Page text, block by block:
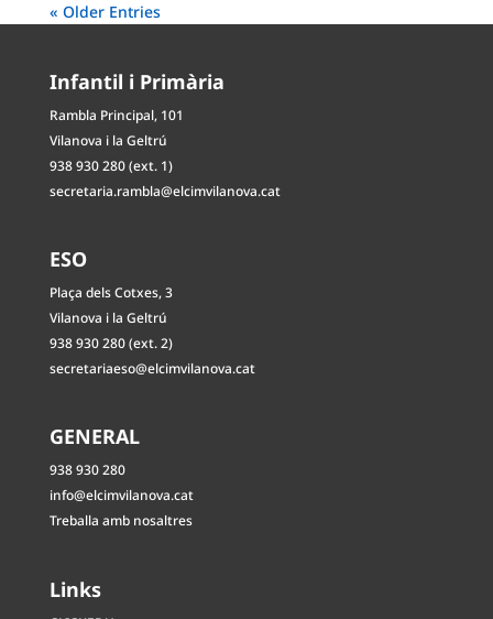
« Older Entries
Infantil i Primària
Rambla Principal, 101
Vilanova i la Geltrú
938 930 280 (ext. 1)
secretaria.rambla@elcimvilanova.cat
ESO
Plaça dels Cotxes, 3
Vilanova i la Geltrú
938 930 280 (ext. 2)
secretariaeso@elcimvilanova.cat
GENERAL
938 930 280
info@elcimvilanova.cat
Treballa amb nosaltres
Links